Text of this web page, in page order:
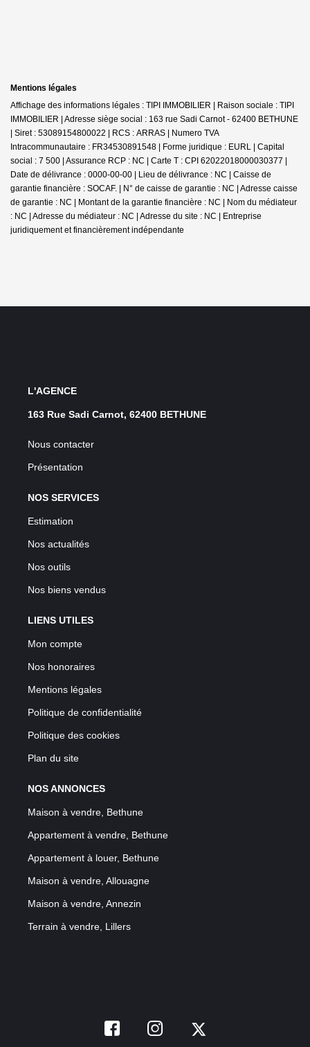
Mentions légales
Affichage des informations légales : TIPI IMMOBILIER | Raison sociale : TIPI
IMMOBILIER | Adresse siège social : 163 rue Sadi Carnot - 62400 BETHUNE
| Siret : 53089154800022 | RCS : ARRAS | Numero TVA
Intracommunautaire : FR34530891548 | Forme juridique : EURL | Capital
social : 7 500 | Assurance RCP : NC | Carte T : CPI 62022018000030377 |
Date de délivrance : 0000-00-00 | Lieu de délivrance : NC | Caisse de
garantie financière : SOCAF. | N° de caisse de garantie : NC | Adresse caisse
de garantie : NC | Montant de la garantie financière : NC | Nom du médiateur
: NC | Adresse du médiateur : NC | Adresse du site : NC | Entreprise
juridiquement et financièrement indépendante
L'AGENCE
163 Rue Sadi Carnot, 62400 BETHUNE
Nous contacter
Présentation
NOS SERVICES
Estimation
Nos actualités
Nos outils
Nos biens vendus
LIENS UTILES
Mon compte
Nos honoraires
Mentions légales
Politique de confidentialité
Politique des cookies
Plan du site
NOS ANNONCES
Maison à vendre, Bethune
Appartement à vendre, Bethune
Appartement à louer, Bethune
Maison à vendre, Allouagne
Maison à vendre, Annezin
Terrain à vendre, Lillers